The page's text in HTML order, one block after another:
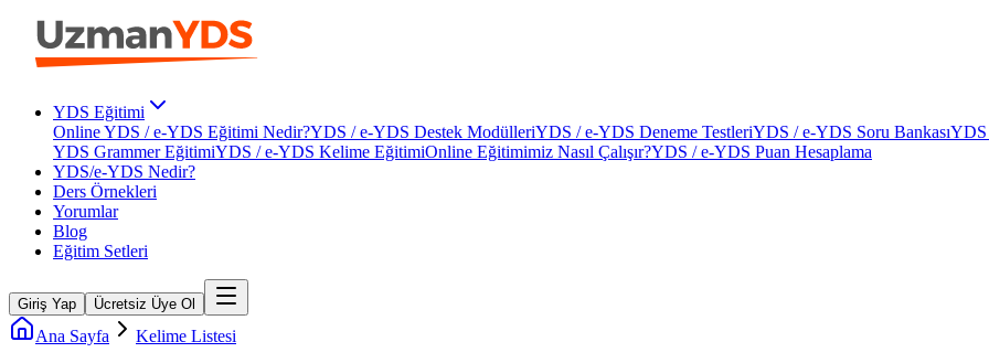
YDS Eğitimi
Online YDS / e-YDS Eğitimi Nedir?YDS / e-YDS Destek ModülleriYDS / e-YDS Deneme TestleriYDS / e-YDS Soru BankasıYDS
YDS Grammer EğitimiYDS / e-YDS Kelime EğitimiOnline Eğitimimiz Nasıl Çalışır?YDS / e-YDS Puan Hesaplama
YDS/e-YDS Nedir?
Ders Örnekleri
Yorumlar
Blog
Eğitim Setleri
Giriş Yap Ücretsiz Üye Ol
Ana Sayfa Kelime Listesi